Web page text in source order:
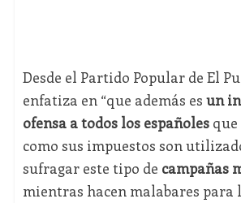
Desde el Partido Popular de El
enfatiza en “que además es un
ofensa a todos los españolesque
como sus impuestos son
sufragar este tipo de campañas
mientras hacen malabares para